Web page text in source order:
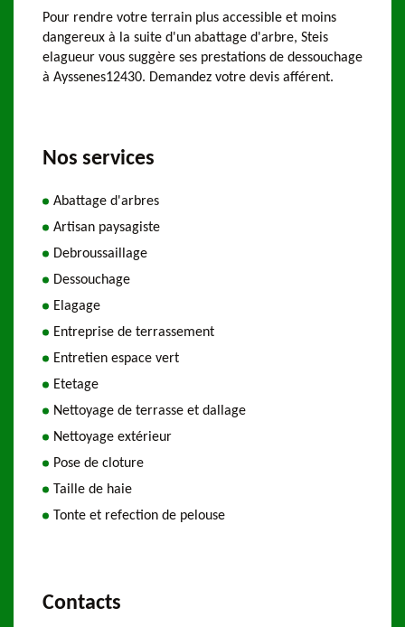
Pour rendre votre terrain plus accessible et moins
dangereux à la suite d'un abattage d'arbre, Steis
elagueur vous suggère ses prestations de dessouchage
à Ayssenes12430. Demandez votre devis afférent.
Nos services
Abattage d'arbres
Artisan paysagiste
Debroussaillage
Dessouchage
Elagage
Entreprise de terrassement
Entretien espace vert
Etetage
Nettoyage de terrasse et dallage
Nettoyage extérieur
Pose de cloture
Taille de haie
Tonte et refection de pelouse
Contacts